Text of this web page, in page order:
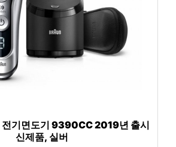
전기면도기 9390CC 2019년 출시
신제품, 실버